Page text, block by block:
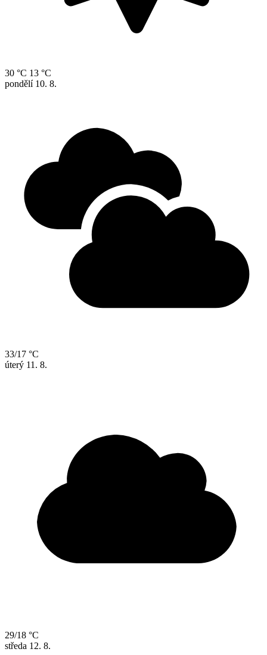
30 °C 13 °C
pondělí 10. 8.
33/17 °C
úterý 11. 8.
29/18 °C
středa 12. 8.